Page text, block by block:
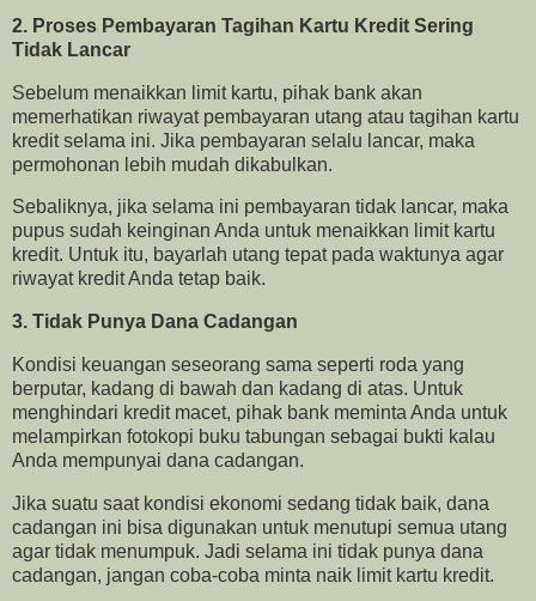
2. Proses Pembayaran Tagihan Kartu Kredit Sering
Tidak Lancar
Sebelum menaikkan limit kartu, pihak bank akan
memerhatikan riwayat pembayaran utang atau tagihan kartu
kredit selama ini. Jika pembayaran selalu lancar, maka
permohonan lebih mudah dikabulkan.
Sebaliknya, jika selama ini pembayaran tidak lancar, maka
pupus sudah keinginan Anda untuk menaikkan limit kartu
kredit. Untuk itu, bayarlah utang tepat pada waktunya agar
riwayat kredit Anda tetap baik.
3. Tidak Punya Dana Cadangan
Kondisi keuangan seseorang sama seperti roda yang
berputar, kadang di bawah dan kadang di atas. Untuk
menghindari kredit macet, pihak bank meminta Anda untuk
melampirkan fotokopi buku tabungan sebagai bukti kalau
Anda mempunyai dana cadangan.
Jika suatu saat kondisi ekonomi sedang tidak baik, dana
cadangan ini bisa digunakan untuk menutupi semua utang
agar tidak menumpuk. Jadi selama ini tidak punya dana
cadangan, jangan coba-coba minta naik limit kartu kredit.